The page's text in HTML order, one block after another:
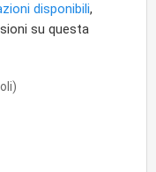
disponibili,
su questa